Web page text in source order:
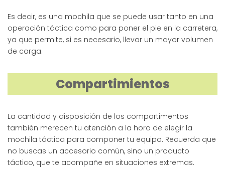
Es decir, es una mochila que se puede usar tanto en una
operación táctica como para poner el pie en la carretera,
ya que permite, si es necesario, llevar un mayor volumen
de carga.
Compartimientos
La cantidad y disposición de los compartimentos
también merecen tu atención a la hora de elegir la
mochila táctica para componer tu equipo. Recuerda que
no buscas un accesorio común, sino un producto
táctico, que te acompañe en situaciones extremas.